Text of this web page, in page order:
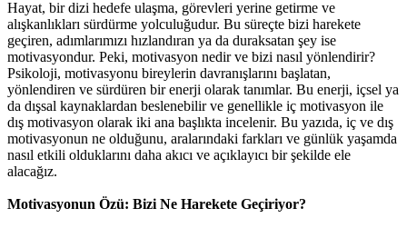
Hayat, bir dizi hedefe ulaşma, görevleri yerine getirme ve
alışkanlıkları sürdürme yolculuğudur. Bu süreçte bizi harekete
geçiren, adımlarımızı hızlandıran ya da duraksatan şey ise
motivasyondur. Peki, motivasyon nedir ve bizi nasıl yönlendirir?
Psikoloji, motivasyonu bireylerin davranışlarını başlatan,
yönlendiren ve sürdüren bir enerji olarak tanımlar. Bu enerji, içsel ya
da dışsal kaynaklardan beslenebilir ve genellikle iç motivasyon ile
dış motivasyon olarak iki ana başlıkta incelenir. Bu yazıda, iç ve dış
motivasyonun ne olduğunu, aralarındaki farkları ve günlük yaşamda
nasıl etkili olduklarını daha akıcı ve açıklayıcı bir şekilde ele
alacağız.
Motivasyonun Özü: Bizi Ne Harekete Geçiriyor?